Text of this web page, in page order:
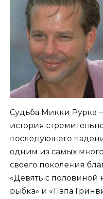
Судьба Микки Рурка
история
последующего
одним из самых
своего поколения
«Девять с половиной
рыбка» и «Папа